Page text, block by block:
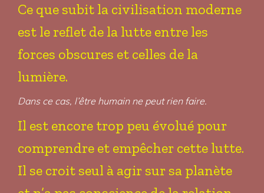
Ce que subit la civilisation moderne
est le reflet de la lutte entre les
forces obscures et celles de la
lumière.
Dans ce cas, l’être humain ne peut rien faire.
Il est encore trop peu évolué pour
comprendre et empêcher cette lutte.
Il se croit seul à agir sur sa planète